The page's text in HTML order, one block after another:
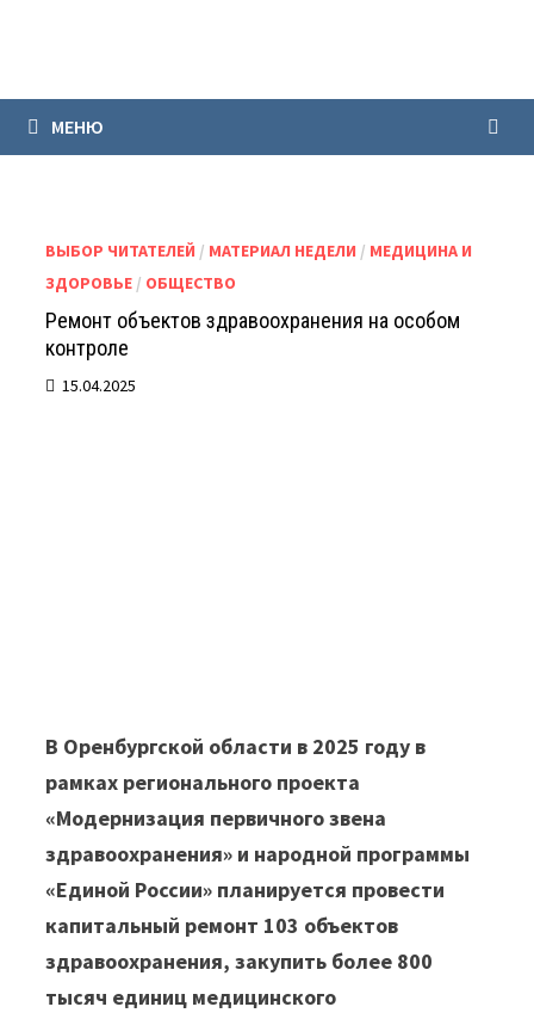
МЕНЮ
ВЫБОР ЧИТАТЕЛЕЙ / МАТЕРИАЛ НЕДЕЛИ / МЕДИЦИНА И
ЗДОРОВЬЕ / ОБЩЕСТВО
Ремонт объектов здравоохранения на особом
контроле
15.04.2025
В Оренбургской области в 2025 году в
рамках регионального проекта
«Модернизация первичного звена
здравоохранения» и народной программы
«Единой России» планируется провести
капитальный ремонт 103 объектов
здравоохранения, закупить более 800
тысяч единиц медицинского